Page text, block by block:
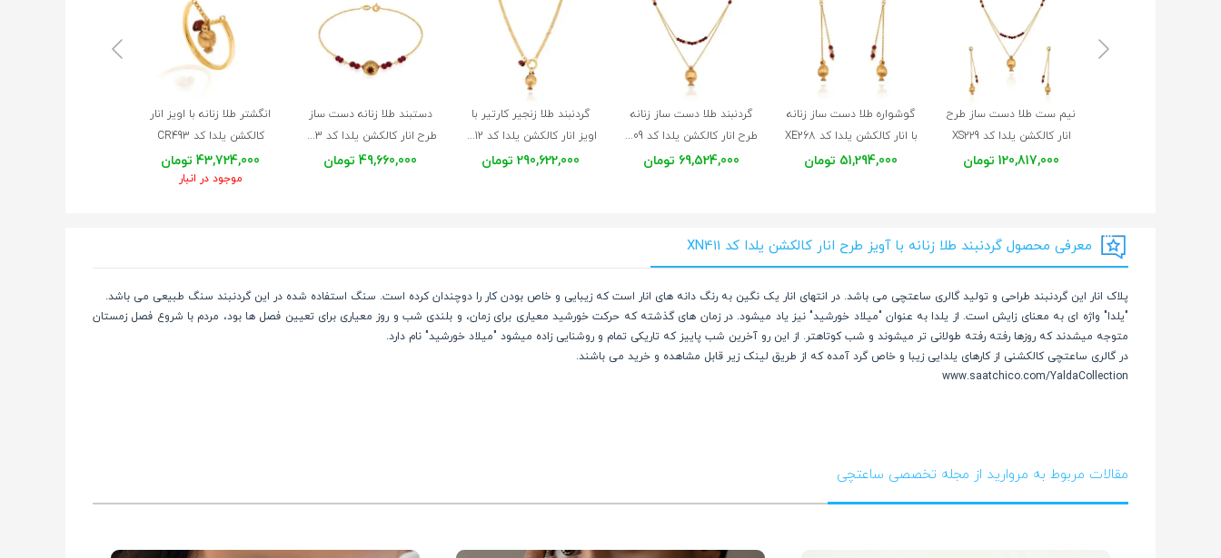
نیم ست طلا دست ساز طرح
انار کالکشن یلدا کد XS229
120,817,000 تومان
گوشواره طلا دست ساز زنانه
با انار کالکشن یلدا کد XE268
51,294,000 تومان
گردنبند طلا دست ساز زنانه
طرح انار کالکشن یلدا کد XN409
69,524,000 تومان
گردنبند طلا زنجیر کارتیر با
اویز انار کالکشن یلدا کد XN412
290,622,000 تومان
دستبند طلا زنانه دست ساز
طرح انار کالکشن یلدا کد XB703
49,660,000 تومان
انگشتر طلا زنانه با اویز انار
کالکشن یلدا کد CR493
43,724,000 تومان
موجود در انبار
معرفی محصول گردنبند طلا زنانه با آویز طرح انار کالکشن یلدا کد XN411
پلاک انار این گردنبند طراحی و تولید گالری ساعتچی می باشد. در انتهای انار یک نگین به رنگ دانه های انار است که زیبایی و خاص بودن کار را دوچندان کرده است. سنگ استفاده شده در این گردنبند سنگ طبیعی می باشد.
"یلدا" واژه ای به معنای زایش است. از یلدا به عنوان "میلاد خورشید" نیز یاد میشود. در زمان های گذشته که حرکت خورشید معیاری برای زمان، و بلندی شب و روز معیاری برای تعیین فصل ها بود، مردم با شروع فصل زمستان
متوجه میشدند که روزها رفته رفته طولانی تر میشوند و شب کوتاهتر. از این رو آخرین شب پاییز که تاریکی تمام و روشنایی زاده میشود "میلاد خورشید" نام دارد.
در گالری ساعتچی کالکشنی از کارهای یلدایی زیبا و خاص گرد آمده که از طریق لینک زیر قابل مشاهده و خرید می باشند.
www.saatchico.com/YaldaCollection
مقالات مربوط به مروارید از مجله تخصصی ساعتچی